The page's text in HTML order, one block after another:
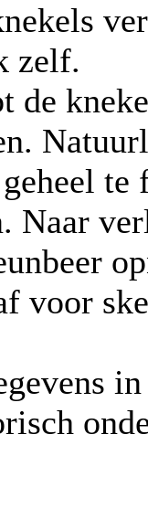
zelf.
de
te
Naar
voor